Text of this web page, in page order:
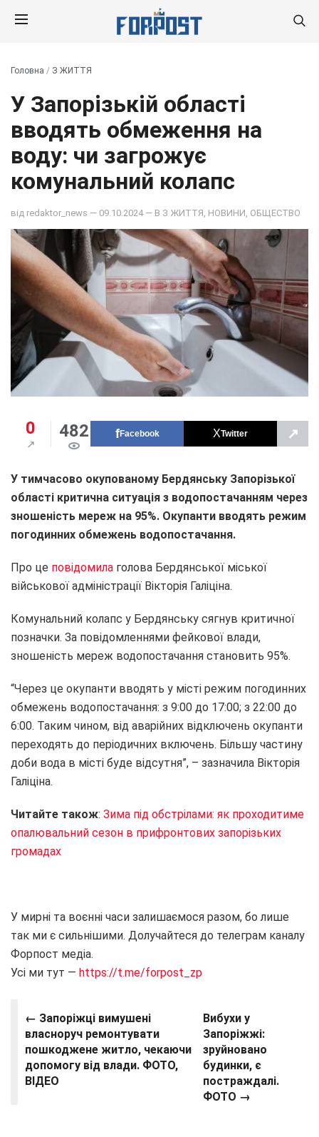
Головна / З ЖИТТЯ
У Запорізькій області
вводять обмеження на
воду: чи загрожує
комунальний колапс
від redaktor_news — 09.10.2024 — В З ЖИТТЯ НОВИНИ ОБЩЕСТВО
0 482 Facebook Twitter ↗
У тимчасово окупованому Бердянську Запорізької
області критична ситуація з водопостачанням через
зношеність мереж на 95%. Окупанти вводять режим
погодинних обмежень водопостачання.
Про це повідомила голова Бердянської міської
військової адміністрації Вікторія Галіціна.
Комунальний колапс у Бердянську сягнув критичної
позначки. За повідомленнями фейкової влади,
зношеність мереж водопостачання становить 95%.
“Через це окупанти вводять у місті режим погодинних
обмежень водопостачання: з 9:00 до 17:00; з 22:00 до
6:00. Таким чином, від аварійних відключень окупанти
переходять до періодичних включень. Більшу частину
доби вода в місті буде відсутня”, – зазначила Вікторія
Галіціна.
Читайте також: Зима під обстрілами: як проходитиме
опалювальний сезон в прифронтових запорізьких
громадах
У мирні та воєнні часи залишаємося разом, бо лише
так ми є сильнішими. Долучайтеся до телеграм каналу
Форпост медіа.
Усі ми тут — https://t.me/forpost_zp
← Запоріжці вимушені
власноруч ремонтувати
пошкоджене житло, чекаючи
допомогу від влади. ФОТО,
ВІДЕО
Вибухи у
Запоріжжі:
зруйновано
будинки, є
постраждалі.
ФОТО →